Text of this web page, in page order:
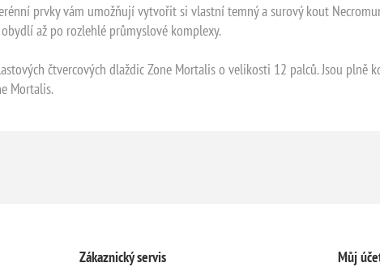
prvky vám umožňují vytvořit si vlastní temný a surový kout
až po rozlehlé průmyslové komplexy.
čtvercových dlaždic Zone Mortalis o velikosti 12 palců. Jsou
Mortalis.
Zákaznický servis
Můj